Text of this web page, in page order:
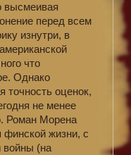
высмеивая
перед всем
изнутри, в
что
Однако
точность оценок,
не менее
Роман Морена
финской жизни, с
войны (на